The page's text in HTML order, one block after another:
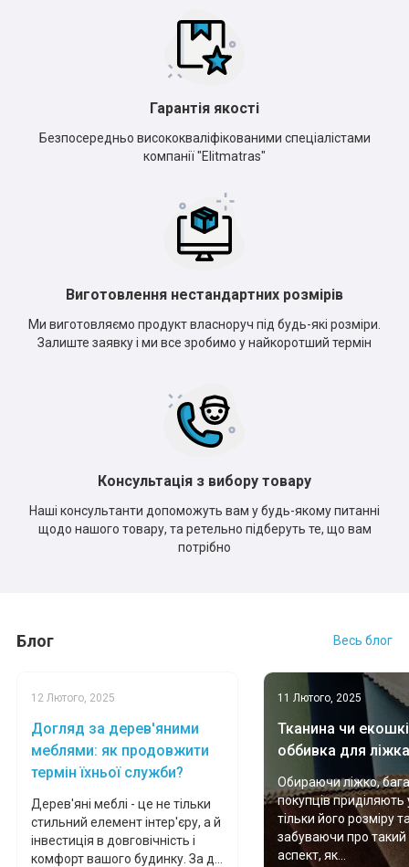
Гарантія якості
Безпосередньо висококваліфікованими спеціалістами
компанії "Elitmatras"
Виготовлення нестандартних розмірів
Ми виготовляємо продукт власноруч під будь-які розміри.
Залиште заявку і ми все зробимо у найкоротший термін
Консультація з вибору товару
Наші консультанти допоможуть вам у будь-якому питанні
щодо нашого товару, та ретельно підберуть те, що вам
потрібно
Блог Весь блог
12 Лютого, 2025
Догляд за дерев'яними
меблями: як продовжити
термін їхньої служби?
Дерев'яні меблі - це не тільки
стильний елемент інтер'єру, а й
інвестиція в довговічність і
комфорт вашого будинку. За д...
11 Лютого, 2025
Тканина чи
оббивка для
Обираючи ліжко,
покупців приділяють
тільки його розміру
забуваючи про
аспект, як...